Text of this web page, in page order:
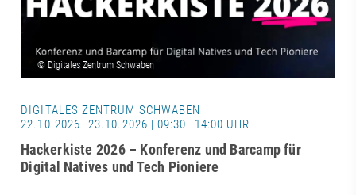
DIGITALES ZENTRUM SCHWABEN
22.10.2026–23.10.2026 | 09:30–14:00 UHR
Hackerkiste 2026 – Konferenz und Barcamp für
Digital Natives und Tech Pioniere